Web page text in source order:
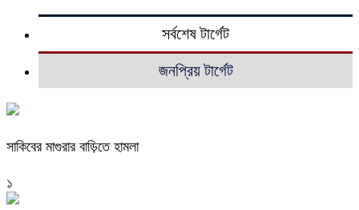
সর্বশেষ টার্গেট
জনপ্রিয় টার্গেট
সাকিবের মাগুরার বাড়িতে হামলা
১